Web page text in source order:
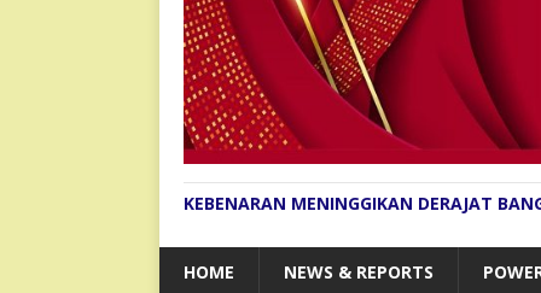
KEBENARAN MENINGGIKAN DERAJAT
HOME NEWS & REPORTS